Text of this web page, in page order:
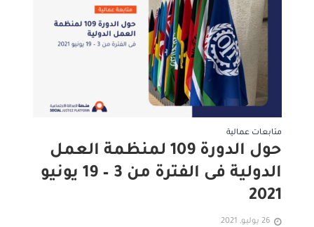
متابعات عمالية
حول الدورة 109 لمنظمة العمل
الدولية فى الفترة من 3 – 19 يونيو
2021
26 يوليو, 2021